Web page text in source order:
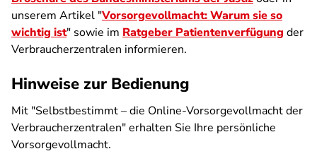
unserem Artikel "Vorsorgevollmacht: Warum sie so
wichtig ist" sowie im Ratgeber Patientenverfügung der
Verbraucherzentralen informieren.
Hinweise zur Bedienung
Mit "Selbstbestimmt – die Online-Vorsorgevollmacht der
Verbraucherzentralen" erhalten Sie Ihre persönliche
Vorsorgevollmacht.